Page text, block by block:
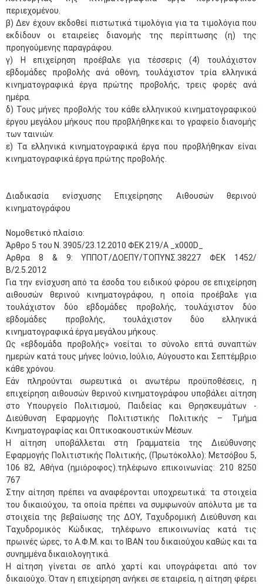
περιεχομένου.
β) Δεν έχουν εκδοθεί πιστωτικά τιμολόγια για τα τιμολόγια που
εκδίδουν οι εταιρείες διανομής της περίπτωσης (η) της
προηγούμενης παραγράφου.
γ) Η επιχείρηση προέβαλε για τέσσερις (4) τουλάχιστον
εβδομάδες προβολής ανά οθόνη, τουλάχιστον τρία ελληνικά
κινηματογραφικά έργα πρώτης προβολής, τρεις φορές ανά
ημέρα.
δ) Τους μήνες προβολής του κάθε ελληνικού κινηματογραφικού
έργου μεγάλου μήκους που προβλήθηκε και το γραφείο διανομής
των ταινιών.
ε) Τα ελληνικά κινηματογραφικά έργα που προβλήθηκαν είναι
κινηματογραφικά έργα πρώτης προβολής.
Διαδικασία ενίσχυσης Eπιχείρησης Aιθουσών θερινού
κινηματογράφου
Νομοθετικό πλαίσιο:
Άρθρο 5 του Ν. 3905/23.12.2010 ΦΕΚ 219/Α _x000D_
Αρθρα 8 & 9: ΥΠΠΟΤ/ΔΟΕΠΥ/ΤΟΠΥΝΣ.38227 ΦΕΚ 1452/
Β/2.5.2012
Για την ενίσχυση από τα έσοδα του ειδικού φόρου σε επιχείρηση
αιθουσών θερινού κινηματογράφου, η οποία προέβαλε για
τουλάχιστον δύο εβδομάδες προβολής, τουλάχιστον δύο
εβδομάδες προβολής, τουλάχιστον δύο ελληνικά
κινηματογραφικά έργα μεγάλου μήκους.
Ως «εβδομάδα προβολής» νοείται το σύνολο επτά συναπτών
ημερών κατά τους μήνες Ιούνιο, Ιούλιο, Αύγουστο και Σεπτέμβριο
κάθε χρόνου.
Εάν πληρούνται σωρευτικά οι ανωτέρω προϋποθέσεις, η
επιχείρηση αιθουσών θερινού κινηματογράφου υποβάλει αίτηση
στο Υπουργείο Πολιτισμού, Παιδείας και Θρησκευμάτων -
Διεύθυνση Εφαρμογής Πολιτιστικής Πολιτικής – Τμήμα
Κινηματογραφίας και Οπτικοακουστικών Μέσων.
Η αίτηση υποβάλλεται στη Γραμματεία της Διεύθυνσης
Εφαρμογής Πολιτιστικής Πολιτικής, (Πρωτόκολλο): Μετσόβου 5,
106 82, Αθήνα (ημιόροφος).τηλέφωνο επικοινωνίας: 210 8250
767
Στην αίτηση πρέπει να αναφέρονται υποχρεωτικά: τα στοιχεία
του δικαιούχου, τα οποία πρέπει να συμφωνούν απόλυτα με τα
στοιχεία της βεβαίωσης της ΔΟΥ, Ταχυδρομική Διεύθυνση και
Ταχυδρομικός Κώδικας, τηλέφωνο επικοινωνίας κατά τις
πρωινές ώρες, το Α.Φ.Μ. και το ΙΒΑΝ του δικαιούχου καθώς και τα
συνημμένα δικαιολογητικά.
Η αίτηση γίνεται σε απλό χαρτί και υπογράφεται από τον
δικαιούχο. Όταν η επιχείρηση ανήκει σε εταιρεία, η αίτηση φέρει